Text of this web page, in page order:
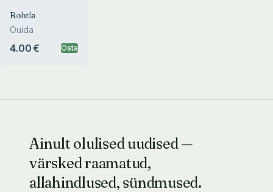
Rohtla
Ouida
4.00 € Osta
Ainult olulised uudised —
värsked raamatud,
allahindlused, sündmused.